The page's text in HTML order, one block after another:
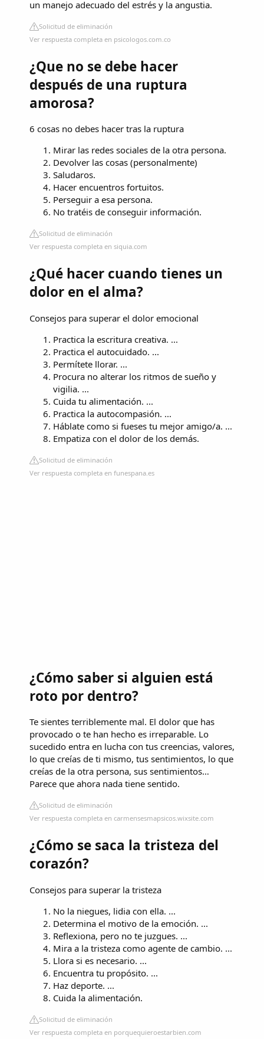
un manejo adecuado del estrés y la angustia.
Solicitud de eliminación
Ver respuesta completa en psicologos.com.co
¿Que no se debe hacer
después de una ruptura
amorosa?
6 cosas no debes hacer tras la ruptura
Mirar las redes sociales de la otra persona.
Devolver las cosas (personalmente)
Saludaros.
Hacer encuentros fortuitos.
Perseguir a esa persona.
No tratéis de conseguir información.
Solicitud de eliminación
Ver respuesta completa en siquia.com
¿Qué hacer cuando tienes un
dolor en el alma?
Consejos para superar el dolor emocional
Practica la escritura creativa. ...
Practica el autocuidado. ...
Permítete llorar. ...
Procura no alterar los ritmos de sueño y
vigilia. ...
Cuida tu alimentación. ...
Practica la autocompasión. ...
Háblate como si fueses tu mejor amigo/a. ...
Empatiza con el dolor de los demás.
Solicitud de eliminación
Ver respuesta completa en funespana.es
¿Cómo saber si alguien está
roto por dentro?
Te sientes terriblemente mal. El dolor que has
provocado o te han hecho es irreparable. Lo
sucedido entra en lucha con tus creencias, valores,
lo que creías de ti mismo, tus sentimientos, lo que
creías de la otra persona, sus sentimientos…
Parece que ahora nada tiene sentido.
Solicitud de eliminación
Ver respuesta completa en carmensesmapsicos.wixsite.com
¿Cómo se saca la tristeza del
corazón?
Consejos para superar la tristeza
No la niegues, lidia con ella. ...
Determina el motivo de la emoción. ...
Reflexiona, pero no te juzgues. ...
Mira a la tristeza como agente de cambio. ...
Llora si es necesario. ...
Encuentra tu propósito. ...
Haz deporte. ...
Cuida la alimentación.
Solicitud de eliminación
Ver respuesta completa en porquequieroestarbien.com